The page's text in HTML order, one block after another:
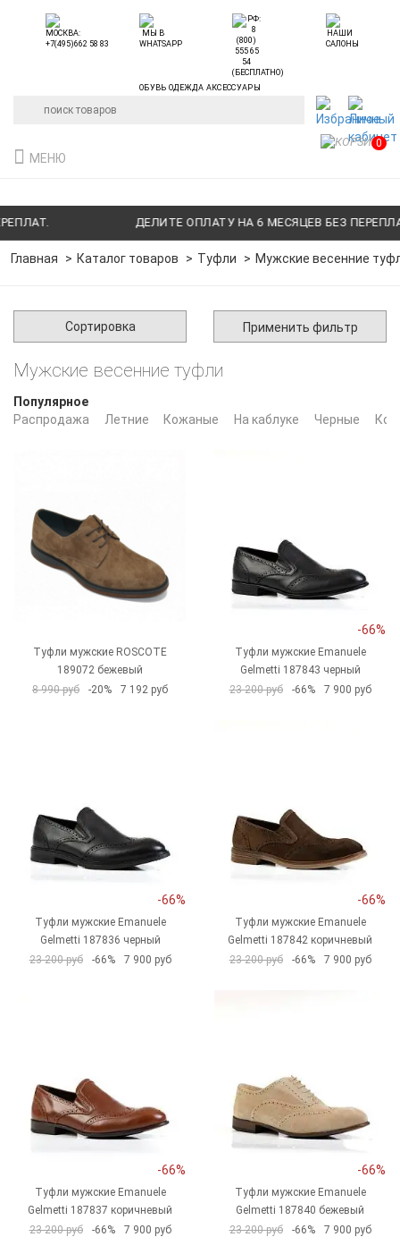
ДЕЛИТЕ ОПЛАТУ НА 6 МЕСЯЦЕВ БЕЗ ПЕРЕПЛАТ.
ОБУВЬ ОДЕЖДА АКСЕССУАРЫ
МЕНЮ
0
Главная Каталог товаров Туфли Мужские весенние
Сортировка Применить фильтр
Популярное
Распродажа
Летние Кожаные На каблуке Черные
Мужские весенние туфли
Туфли мужские ROSCOTE
189072 бежевый
8 990 руб
-20% 7 192 руб
-66%
Туфли мужские Emanuele
Gelmetti 187843 черный
23 200 руб
-66% 7 900 руб
-66%
Туфли мужские Emanuele
Gelmetti 187836 черный
23 200 руб
-66% 7 900 руб
-66%
Туфли мужские Emanuele
Gelmetti 187842 коричневый
23 200 руб
-66% 7 900 руб
-66%
Туфли мужские Emanuele
Gelmetti 187837 коричневый
23 200 руб
-66% 7 900 руб
-66%
Туфли мужские Emanuele
Gelmetti 187840 бежевый
23 200 руб
-66% 7 900 руб